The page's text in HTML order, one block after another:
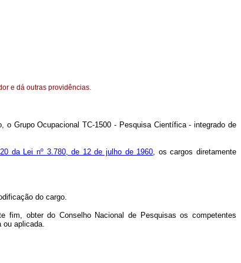
e dá outras providências.
Grupo Ocupacional TC-1500 - Pesquisa Científica - integrado de
da Lei nº 3.780, de 12 de julho de 1960, os cargos diretamente
do cargo.
fim, obter do Conselho Nacional de Pesquisas os competentes
ou aplicada.